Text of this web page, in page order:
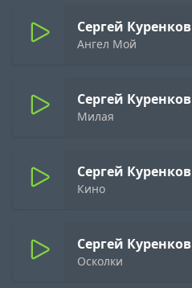
Сергей Куренков
Ангел Мой
Сергей Куренков
Милая
Сергей Куренков
Кино
Сергей Куренков
Осколки